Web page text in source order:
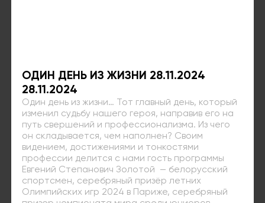
ОДИН ДЕНЬ ИЗ ЖИЗНИ 28.11.2024
28.11.2024
Один день из жизни… Тот главный день, который
изменил судьбу нашего героя, направив его на
путь свершений и профессионализма. Из чего
он складывается, чем наполнен? Своим
видением, достижениями и тонкостями
профессии делится с нами гость программы
Евгений Степанович Золотой — белорусский
спортсмен, серебряный призёр летних
Олимпийских игр 2024 в Париже, серебряный